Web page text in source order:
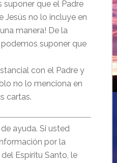
suponer que el Padre
Jesús no lo incluye en
manera! De la
suponer que
con el Padre y
no lo menciona en
cartas.
ayuda. Si usted
por la
Espíritu Santo, le